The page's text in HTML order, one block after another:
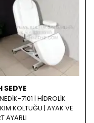
SEDYE
7101 | HİDROLİK
KOLTUĞU | AYAK VE
AYARLI